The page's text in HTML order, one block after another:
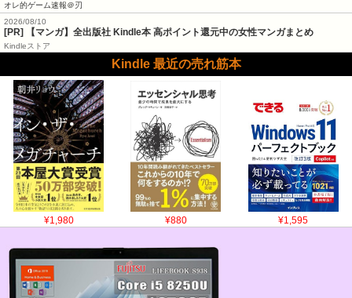
オレ的ゲーム速報＠刃
2026/08/10
[PR] 【マンガ】全出版社 Kindle本 高ポイント還元中の女性マンガまとめ
Kindleストア
Kindle 最近の売れ筋本
¥1,980 ¥880 ¥1,595